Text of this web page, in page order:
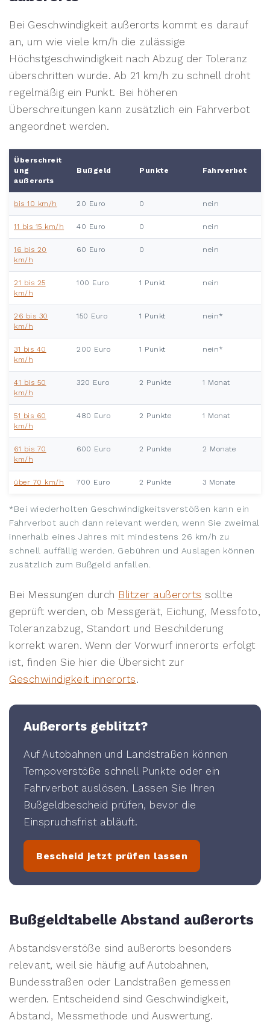
Bei Geschwindigkeit außerorts kommt es darauf
an, um wie viele km/h die zulässige
Höchstgeschwindigkeit nach Abzug der Toleranz
überschritten wurde. Ab 21 km/h zu schnell droht
regelmäßig ein Punkt. Bei höheren
Überschreitungen kann zusätzlich ein Fahrverbot
angeordnet werden.
Überschreit
ung
außerorts
Bußgeld Punkte Fahrverbot
bis 10 km/h 20 Euro 0 nein
11 bis 15 km/h 40 Euro 0 nein
16 bis 20
km/h
60 Euro 0 nein
21 bis 25
km/h
100 Euro 1 Punkt nein
26 bis 30
km/h
150 Euro 1 Punkt nein*
31 bis 40
km/h
200 Euro 1 Punkt nein*
41 bis 50
km/h
320 Euro 2 Punkte 1 Monat
51 bis 60
km/h
480 Euro 2 Punkte 1 Monat
61 bis 70
km/h
600 Euro 2 Punkte 2 Monate
über 70 km/h 700 Euro 2 Punkte 3 Monate
*Bei wiederholten Geschwindigkeitsverstößen kann ein
Fahrverbot auch dann relevant werden, wenn Sie zweimal
innerhalb eines Jahres mit mindestens 26 km/h zu
schnell auffällig werden. Gebühren und Auslagen können
zusätzlich zum Bußgeld anfallen.
Bei Messungen durch Blitzer außerorts sollte
geprüft werden, ob Messgerät, Eichung, Messfoto,
Toleranzabzug, Standort und Beschilderung
korrekt waren. Wenn der Vorwurf innerorts erfolgt
ist, finden Sie hier die Übersicht zur
Geschwindigkeit innerorts.
Außerorts geblitzt?
Auf Autobahnen und Landstraßen können
Tempoverstöße schnell Punkte oder ein
Fahrverbot auslösen. Lassen Sie Ihren
Bußgeldbescheid prüfen, bevor die
Einspruchsfrist abläuft.
Bescheid jetzt prüfen lassen
Bußgeldtabelle Abstand außerorts
Abstandsverstöße sind außerorts besonders
relevant, weil sie häufig auf Autobahnen,
Bundesstraßen oder Landstraßen gemessen
werden. Entscheidend sind Geschwindigkeit,
Abstand, Messmethode und Auswertung.